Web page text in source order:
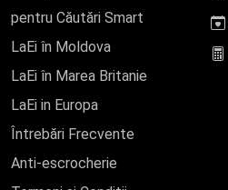
pentru Căutări Smart
LaEi în Moldova
LaEi în Marea Britanie
LaEi in Europa
Întrebări Frecvente
Anti-escrocherie